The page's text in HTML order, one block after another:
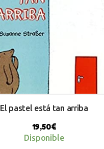
El pastel está tan arriba
19,50€
Disponible